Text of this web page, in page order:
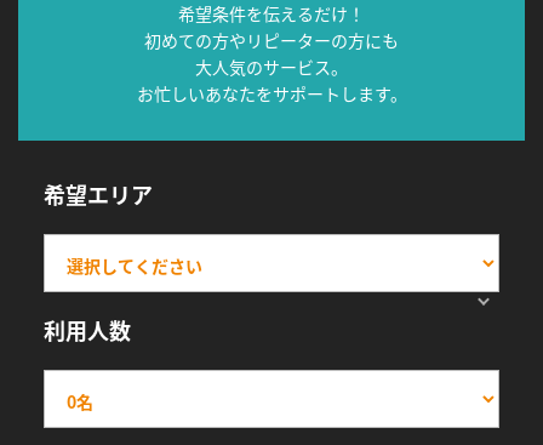
希望条件を伝えるだけ！
初めての方やリピーターの方にも
大人気のサービス。
お忙しいあなたをサポートします。
希望エリア
利用人数